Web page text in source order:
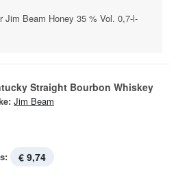
Jim Beam Honey 35 % Vol. 0,7-l-
Straight Bourbon Whiskey
Jim Beam
€ 9,74